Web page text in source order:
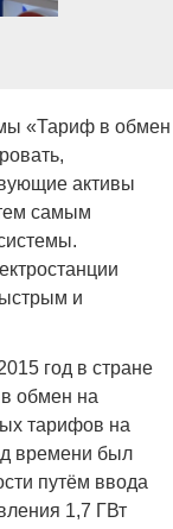
«Тариф в обмен
активы
самым
и
год в стране
обмен на
тарифов на
времени был
путём ввода
1,7 ГВт